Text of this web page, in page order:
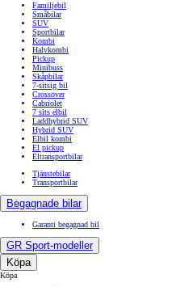
Familjebil
Småbilar
SUV
Sportbilar
Kombi
Halvkombi
Pickup
Minibuss
Skåpbilar
7-sitsig bil
Crossover
Cabriolet
7 sits elbil
Laddhybrid SUV
Hybrid SUV
Elbil kombi
El pickup
Eltransportbilar
Tjänstebilar
Transportbilar
Begagnade bilar
Garanti begagnad bil
GR Sport-modeller
Köpa
Köpa